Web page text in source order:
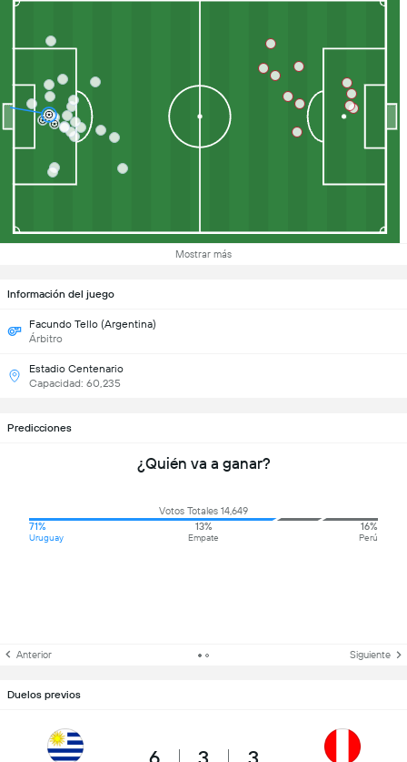
Mostrar más
Información del juego
Facundo Tello (Argentina)
Árbitro
Estadio Centenario
Capacidad: 60,235
Predicciones
¿Quién va a ganar?
Votos Totales 14,649
71%
Uruguay
13%
Empate
16%
Perú
Anterior Siguiente
Duelos previos
6 3 3